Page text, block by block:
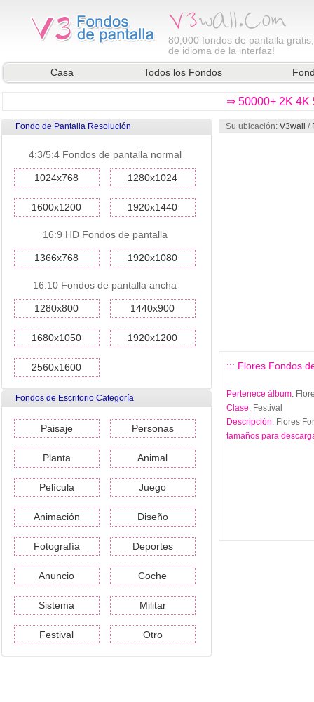
80,000 fondos de pantalla
de idioma de la interfaz!
Casa
Todos los Fondos
⇒ 50000+ 2K 4K
Fondo de Pantalla Resolución
4:3/5:4 Fondos de pantalla normal
1024x768 1280x1024
1600x1200 1920x1440
16:9 HD Fondos de pantalla
1366x768 1920x1080
16:10 Fondos de pantalla ancha
1280x800 1440x900
1680x1050 1920x1200
2560x1600
Fondos de Escritorio Categoría
Paisaje Personas
Planta Animal
Película Juego
Animación Diseño
Fotografía Deportes
Anuncio Coche
Sistema Militar
Festival Otro
Su ubicación: V3wall /
::: Flores Fondos
Pertenece álbum:
Clase: Festival
Descripción: Flores
tamaños para